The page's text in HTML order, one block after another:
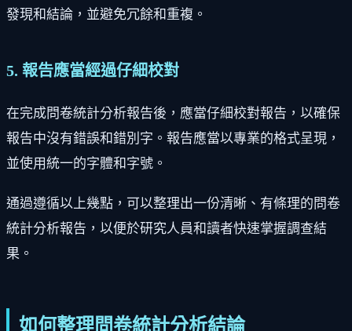
發現和結論，並避免冗餘和重複。
5. 報告應當經過仔細校對
在完成問卷統計分析報告後，應當仔細校對報告，以確保
報告中沒有錯誤和錯別字。報告應當以專業的格式呈現，
並使用統一的字體和字號。
通過遵循以上幾點，可以整理出一份清晰、有條理的問卷
統計分析報告，以便於研究人員和讀者快速掌握調查結
果。
如何整理問卷統計分析結論